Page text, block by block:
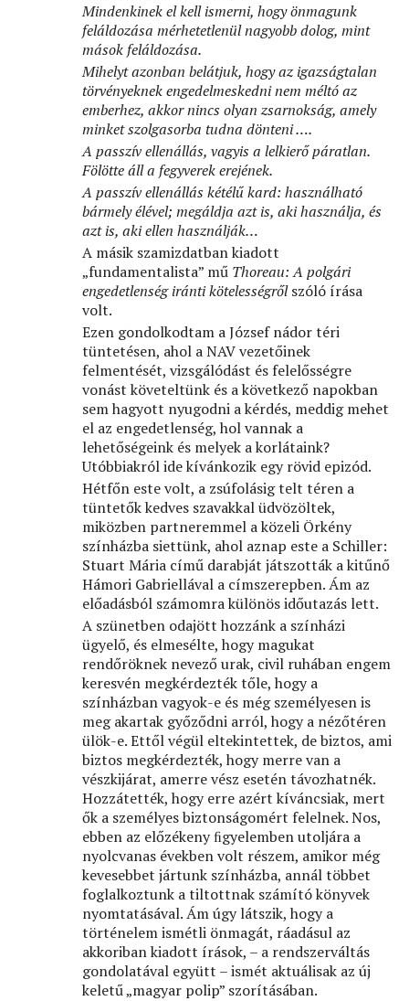
Mindenkinek el kell ismerni, hogy önmagunk
feláldozása mérhetetlenül nagyobb dolog, mint
mások feláldozása.
Mihelyt azonban belátjuk, hogy az igazságtalan
törvényeknek engedelmeskedni nem méltó az
emberhez, akkor nincs olyan zsarnokság, amely
minket szolgasorba tudna dönteni ….
A passzív ellenállás, vagyis a lelkierő páratlan.
Fölötte áll a fegyverek erejének.
A passzív ellenállás kétélű kard: használható
bármely élével; megáldja azt is, aki használja, és
azt is, aki ellen használják…
A másik szamizdatban kiadott
„fundamentalista” mű Thoreau: A polgári
engedetlenség iránti kötelességrőlszóló írása
volt.
Ezen gondolkodtam a József nádor téri
tüntetésen, ahol a NAV vezetőinek
felmentését, vizsgálódást és felelősségre
vonást követeltünk és a következő napokban
sem hagyott nyugodni a kérdés, meddig mehet
el az engedetlenség, hol vannak a
lehetőségeink és melyek a korlátaink?
Utóbbiakról ide kívánkozik egy rövid epizód.
Hétfőn este volt, a zsúfolásig telt téren a
tüntetők kedves szavakkal üdvözöltek,
miközben partneremmel a közeli Örkény
színházba siettünk, ahol aznap este a Schiller:
Stuart Mária című darabját játszották a kitűnő
Hámori Gabriellával a címszerepben. Ám az
előadásból számomra különös időutazás lett.
A szünetben odajött hozzánk a színházi
ügyelő, és elmesélte, hogy magukat
rendőröknek nevező urak, civil ruhában engem
keresvén megkérdezték tőle, hogy a
színházban vagyok-e és még személyesen is
meg akartak győződni arról, hogy a nézőtéren
ülök-e. Ettől végül eltekintettek, de biztos, ami
biztos megkérdezték, hogy merre van a
vészkijárat, amerre vész esetén távozhatnék.
Hozzátették, hogy erre azért kíváncsiak, mert
ők a személyes biztonságomért felelnek. Nos,
ebben az előzékeny ﬁgyelemben utoljára a
nyolcvanas években volt részem, amikor még
kevesebbet jártunk színházba, annál többet
foglalkoztunk a tiltottnak számító könyvek
nyomtatásával. Ám úgy látszik, hogy a
történelem ismétli önmagát, ráadásul az
akkoriban kiadott írások, – a rendszerváltás
gondolatával együtt – ismét aktuálisak az új
keletű „magyar polip” szorításában.